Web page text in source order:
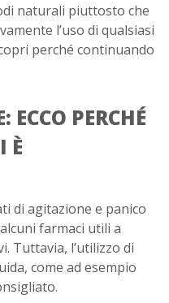
naturali piuttosto che
l’uso di qualsiasi
perché continuando
ECCO PERCHÉ
È
di agitazione e panico
farmaci utili a
Tuttavia, l’utilizzo di
come ad esempio